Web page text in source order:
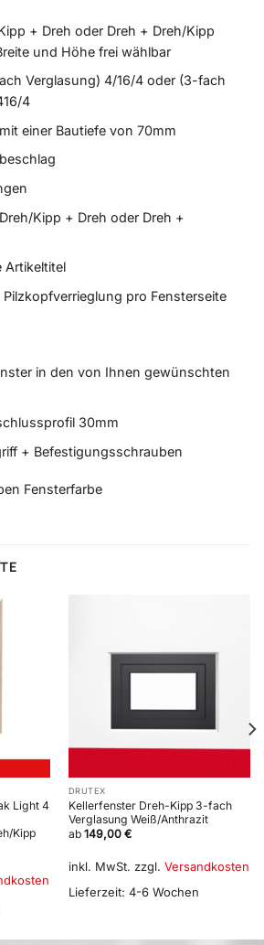
+ Dreh oder Dreh + Dreh/Kipp
und Höhe frei wählbar
Verglasung) 4/16/4 oder (3-fach
4
einer Bautiefe von 70mm
Kipp + Dreh oder Dreh +
Artikeltitel
pro Fensterseite
in den von Ihnen gewünschten
30mm
+ Befestigungsschrauben
Fensterfarbe
Light 4
Kipp
DRUTEX
Kellerfenster Dreh-Kipp 3-fach
Verglasung Weiß/Anthrazit
ab 149,00 €
inkl. MwSt. zzgl. Versandkosten
Lieferzeit: 4-6 Wochen